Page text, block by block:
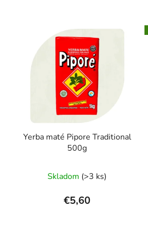
Yerba maté Pipore Traditional
500g
hodnotenie
produktu
je
Skladom (>3 ks)
€5,60